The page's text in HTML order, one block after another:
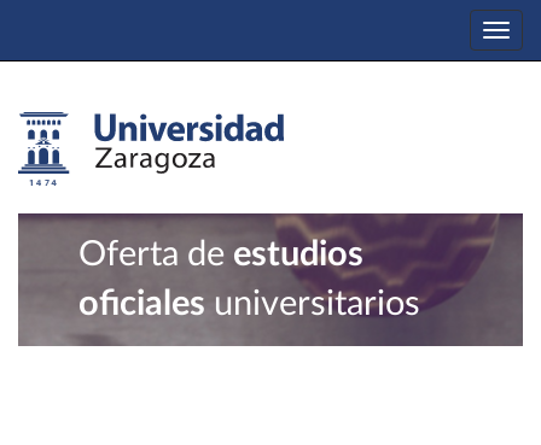
Oferta de estudios
oficiales universitarios